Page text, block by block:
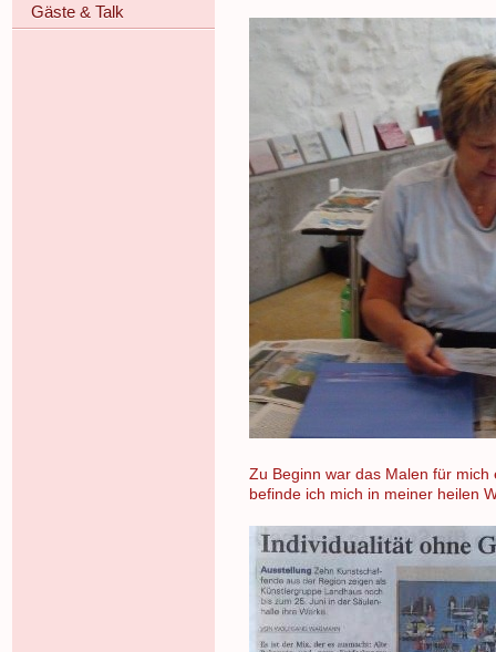
Gäste & Talk
Zu Beginn war das Malen für
befinde ich mich in meiner heilen